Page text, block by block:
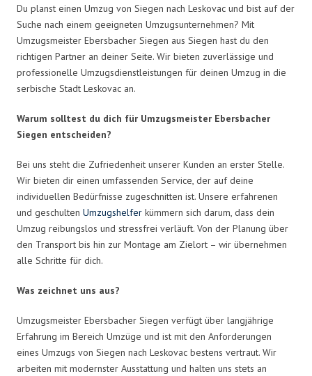
Du planst einen Umzug von Siegen nach Leskovac und bist auf der
Suche nach einem geeigneten Umzugsunternehmen? Mit
Umzugsmeister Ebersbacher Siegen aus Siegen hast du den
richtigen Partner an deiner Seite. Wir bieten zuverlässige und
professionelle Umzugsdienstleistungen für deinen Umzug in die
serbische Stadt Leskovac an.
Warum solltest du dich für Umzugsmeister Ebersbacher
Siegen entscheiden?
Bei uns steht die Zufriedenheit unserer Kunden an erster Stelle.
Wir bieten dir einen umfassenden Service, der auf deine
individuellen Bedürfnisse zugeschnitten ist. Unsere erfahrenen
und geschulten Umzugshelfer kümmern sich darum, dass dein
Umzug reibungslos und stressfrei verläuft. Von der Planung über
den Transport bis hin zur Montage am Zielort – wir übernehmen
alle Schritte für dich.
Was zeichnet uns aus?
Umzugsmeister Ebersbacher Siegen verfügt über langjährige
Erfahrung im Bereich Umzüge und ist mit den Anforderungen
eines Umzugs von Siegen nach Leskovac bestens vertraut. Wir
arbeiten mit modernster Ausstattung und halten uns stets an